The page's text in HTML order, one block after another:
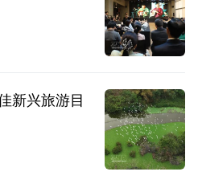
新兴旅游目